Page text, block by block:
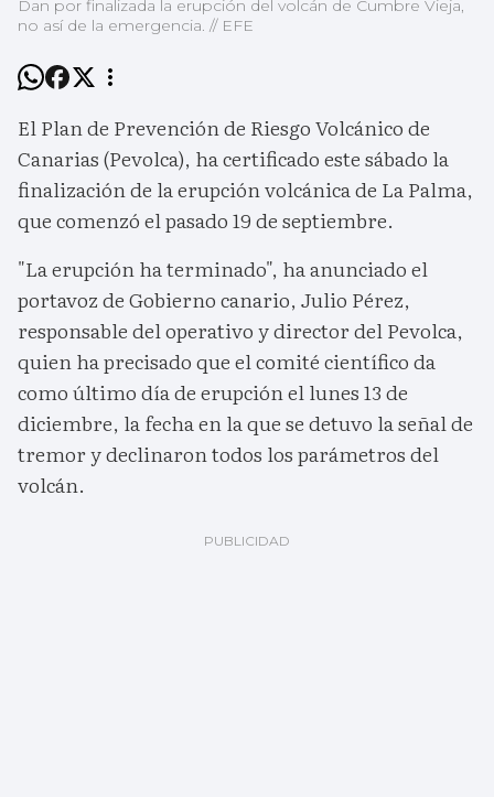
Dan por finalizada la erupción del volcán de Cumbre Vieja,
no así de la emergencia. // EFE
El Plan de Prevención de Riesgo Volcánico de
Canarias (Pevolca), ha certificado este sábado la
finalización de la erupción volcánica de La Palma,
que comenzó el pasado 19 de septiembre.
"La erupción ha terminado", ha anunciado el
portavoz de Gobierno canario, Julio Pérez,
responsable del operativo y director del Pevolca,
quien ha precisado que el comité científico da
como último día de erupción el lunes 13 de
diciembre, la fecha en la que se detuvo la señal de
tremor y declinaron todos los parámetros del
volcán.